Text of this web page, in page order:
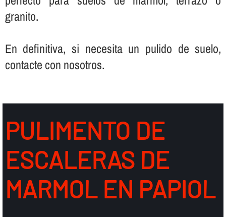
granito.
En definitiva, si necesita un pulido de suelo,
contacte con nosotros.
PULIMENTO DE
ESCALERAS DE
MARMOL EN PAPIOL